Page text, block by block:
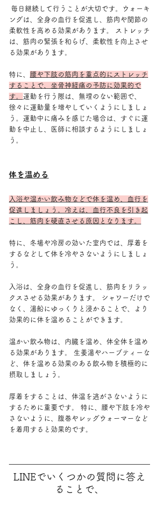
ングは、全身の血行を促進し、筋肉や関節の
柔軟性を高める効果があります。 ストレッチ
は、筋肉の緊張を和らげ、柔軟性を向上させ
る効果があります。
特に、 腰や下肢の筋肉を重点的にストレッチ
することで、坐骨神経痛の予防に効果的で
す。 運動を行う際は、無理のない範囲で、
徐々に運動量を増やしていくようにしましょ
う。運動中に痛みを感じた場合は、すぐに運
動を中止し、医師に相談するようにしましょ
う。
体を温める
入浴や温かい飲み物などで体を温め、血行を
促進しましょう。冷えは、血行不良を引き起
こし、筋肉を硬直させる原因となります。
特に、冬場や冷房の効いた室内では、厚着を
するなどして体を冷やさないようにしましょ
う。
入浴は、全身の血行を促進し、筋肉をリラッ
クスさせる効果があります。 シャワーだけで
なく、湯船にゆっくりと浸かることで、より
効果的に体を温めることができます。
温かい飲み物は、内臓を温め、体全体を温め
る効果があります。 生姜湯やハーブティーな
ど、体を温める効果のある飲み物を積極的に
摂取しましょう。
厚着をすることは、体温を逃がさないように
するために重要です。 特に、腰や下肢を冷や
さないように、腹巻やレッグウォーマーなど
を着用すると効果的です。
LINEでいくつかの質問に答え
ることで、